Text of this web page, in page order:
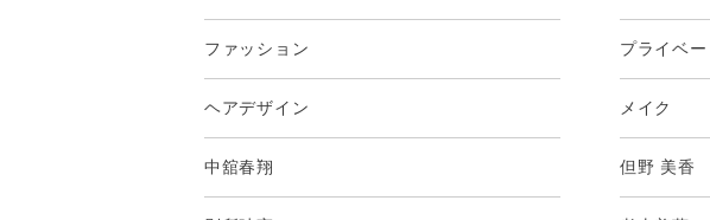
ファッション プライベー
ヘアデザイン メイク
中舘春翔 但野 美香